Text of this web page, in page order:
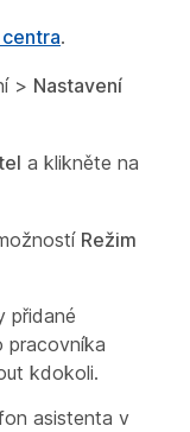
.
> Nastavení
a klikněte na
Režim
přidané
pracovníka
kdokoli.
asistenta v